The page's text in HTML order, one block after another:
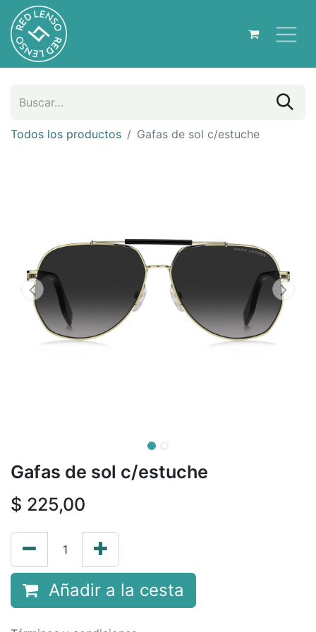
Todos los productos Gafas de sol c/estuche
Gafas de sol c/estuche
$ 225,00
Añadir a la cesta